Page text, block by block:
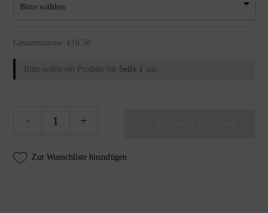
Bitte wählen
Gesamtsumme: € 16,50
Bitte wähle ein Produkt für Seife 1 aus.
Geschenkset
Grüsse"
- +
Zur Wunschliste hinzufügen